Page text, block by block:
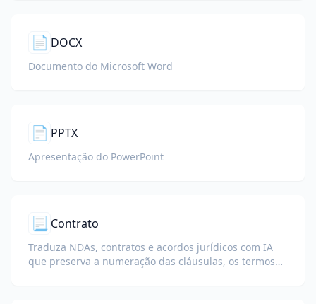
📄 DOCX
Documento do Microsoft Word
📄 PPTX
Apresentação do PowerPoint
📃 Contrato
Traduza NDAs, contratos e acordos jurídicos com IA
que preserva a numeração das cláusulas, os termos